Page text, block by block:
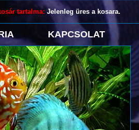
tartalma: Jelenleg üres a kosara.
KAPCSOLAT